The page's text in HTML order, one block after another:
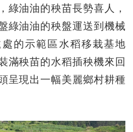
綠油油的秧苗長勢喜人，
綠油油的秧盤運送到機械
的示範區水稻移栽基地
滿秧苗的水稻插秧機來回
呈現出一幅美麗鄉村耕種